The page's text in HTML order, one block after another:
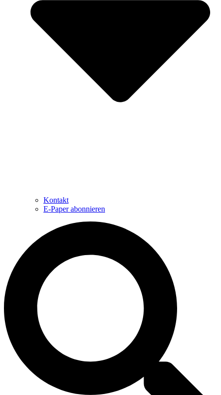
Kontakt
E-Paper abonnieren